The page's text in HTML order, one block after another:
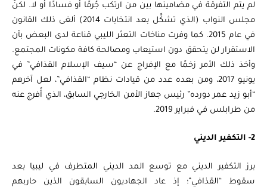
لم يتم التفرقة في مضامينها بين من ارتكب جُرمًا أو فسادًا أو لا. لكنّ
مجلس النواب (الذي تشكَّل بعد انتخابات 2014) ألغى ذلك القانون
في عام 2015. كما وفرت مناخات التعثر الليبي قناعة لدى البعض بأن
الاستقرار لن يتحقق دون استيعاب ومصالحة كافة مكونات المجتمع.
وأخذ ذلك الأمر زخمًا مع الإفراج عن “سيف الإسلام القذافي” في
يونيو 2017، ومن بعده عدد من قيادات نظام “القذافي”، لعل آخرهم
“أبو زيد عمر دورده” رئيس جهاز الأمن الخارجي السابق، الذي أُفرج عنه
من طرابلس في فبراير 2019.
برز التكفير الديني مع توسع المد الديني المتطرف في ليبيا بعد
سقوط “القذافي”؛ إذ عاد الجهاديون السابقون الذين حاربهم